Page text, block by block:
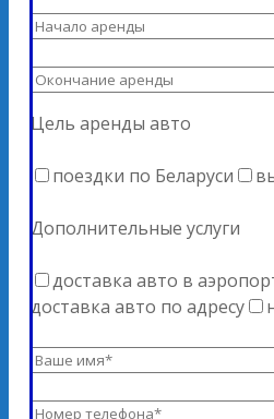
Цель аренды авто
поездки по Беларуси
Дополнительные услуги
доставка авто в
доставка авто по адресу